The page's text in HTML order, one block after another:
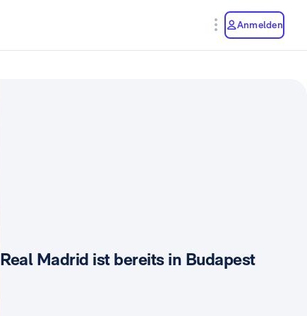
Anmelden
Real Madrid ist bereits in Budapest